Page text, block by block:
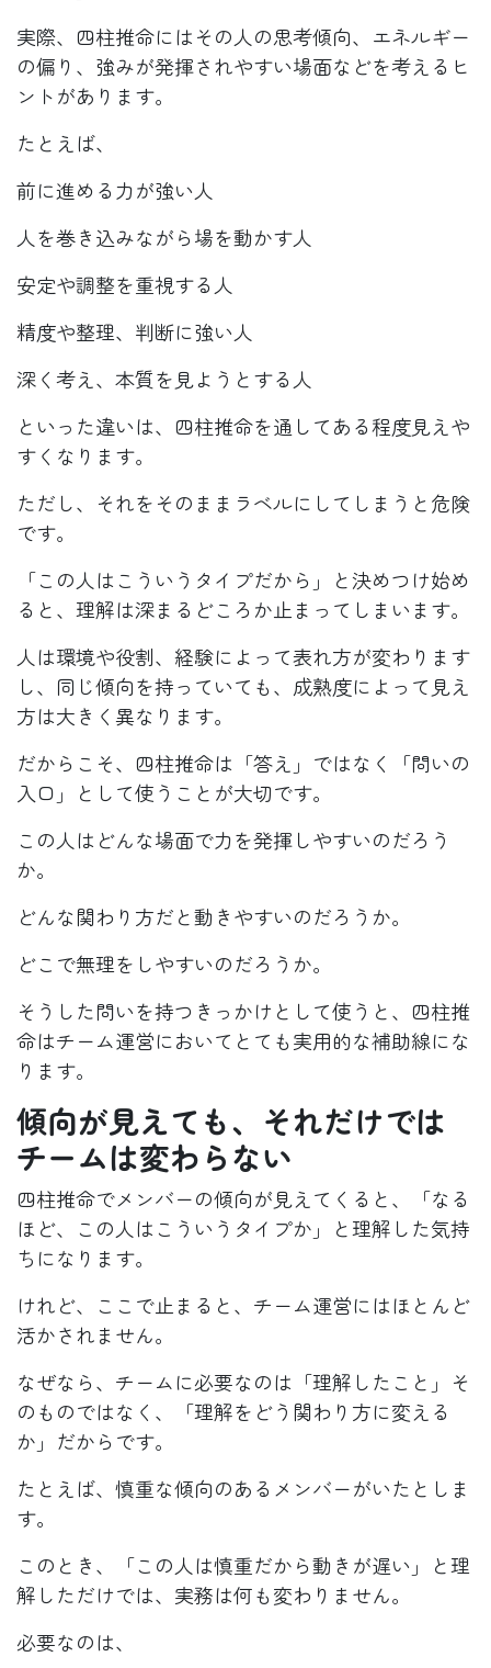
実際、四柱推命にはその人の思考傾向、エネルギー
の偏り、強みが発揮されやすい場面などを考えるヒ
ントがあります。
たとえば、
前に進める力が強い人
人を巻き込みながら場を動かす人
安定や調整を重視する人
精度や整理、判断に強い人
深く考え、本質を見ようとする人
といった違いは、四柱推命を通してある程度見えや
すくなります。
ただし、それをそのままラベルにしてしまうと危険
です。
「この人はこういうタイプだから」と決めつけ始め
ると、理解は深まるどころか止まってしまいます。
人は環境や役割、経験によって表れ方が変わります
し、同じ傾向を持っていても、成熟度によって見え
方は大きく異なります。
だからこそ、四柱推命は「答え」ではなく「問いの
入口」として使うことが大切です。
この人はどんな場面で力を発揮しやすいのだろう
か。
どんな関わり方だと動きやすいのだろうか。
どこで無理をしやすいのだろうか。
そうした問いを持つきっかけとして使うと、四柱推
命はチーム運営においてとても実用的な補助線にな
ります。
傾向が見えても、それだけでは
チームは変わらない
四柱推命でメンバーの傾向が見えてくると、「なる
ほど、この人はこういうタイプか」と理解した気持
ちになります。
けれど、ここで止まると、チーム運営にはほとんど
活かされません。
なぜなら、チームに必要なのは「理解したこと」そ
のものではなく、「理解をどう関わり方に変える
か」だからです。
たとえば、慎重な傾向のあるメンバーがいたとしま
す。
このとき、「この人は慎重だから動きが遅い」と理
解しただけでは、実務は何も変わりません。
必要なのは、